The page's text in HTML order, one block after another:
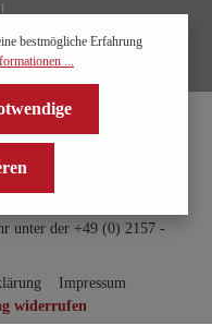
unter der +49 (0) 2157 -
Impressum
widerrufen
bestmögliche Erfahrung
...